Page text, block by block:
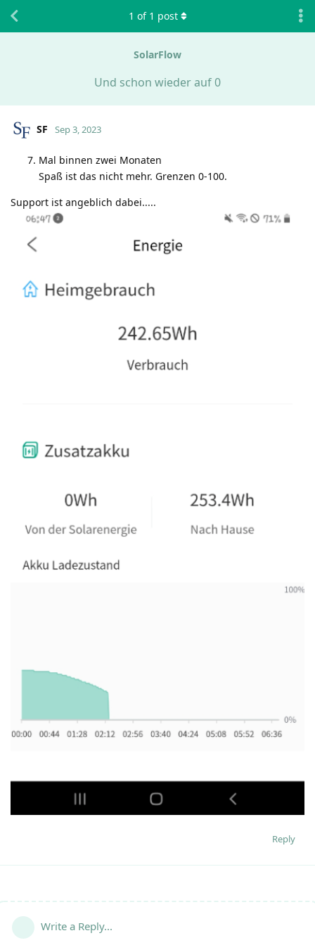
SolarFlow
Und schon wieder auf 0
1 of 1 post
SF Sep 3, 2023
Mal binnen zwei Monaten
Spaß ist das nicht mehr. Grenzen 0-100.
Support ist angeblich dabei.....
Reply
Write a Reply...